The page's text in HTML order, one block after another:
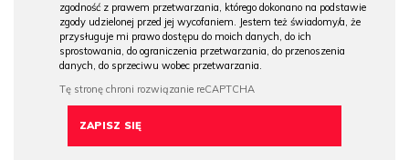
zgodność z prawem przetwarzania, którego dokonano na podstawie
zgody udzielonej przed jej wycofaniem. Jestem też świadomy/a, że
przysługuje mi prawo dostępu do moich danych, do ich
sprostowania, do ograniczenia przetwarzania, do przenoszenia
danych, do sprzeciwu wobec przetwarzania.